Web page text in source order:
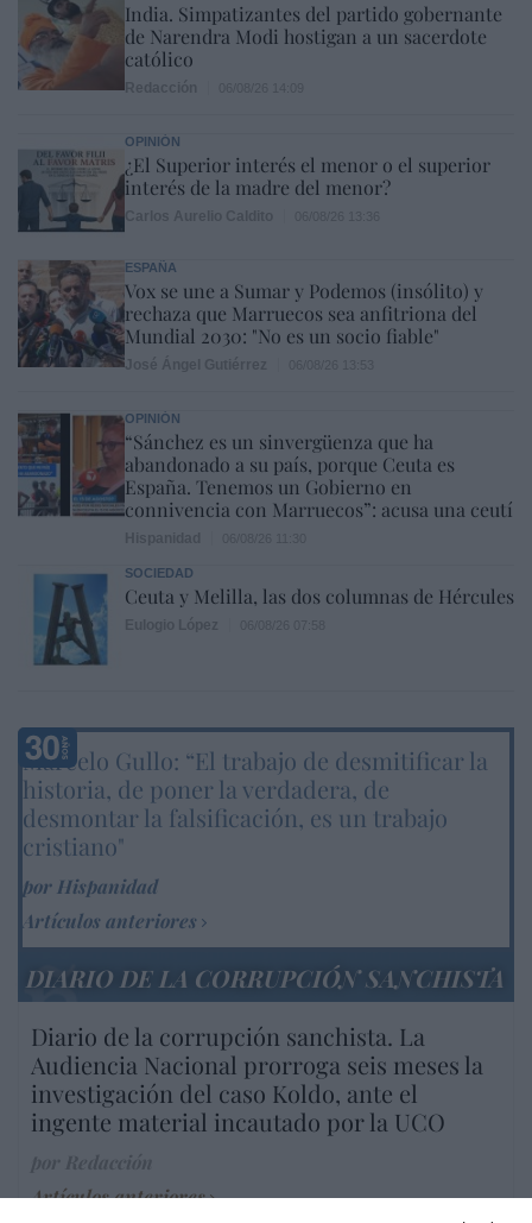
India. Simpatizantes del partido gobernante
de Narendra Modi hostigan a un sacerdote
católico
OPINIÓN
¿El Superior interés el menor o el superior
interés de la madre del menor?
ESPAÑA
Vox se une a Sumar y Podemos (insólito) y
rechaza que Marruecos sea anfitriona del
Mundial 2030: "No es un socio fiable"
OPINIÓN
“Sánchez es un sinvergüenza que ha
abandonado a su país, porque Ceuta es
España. Tenemos un Gobierno en
connivencia con Marruecos”: acusa una ceutí
SOCIEDAD
Ceuta y Melilla, las dos columnas de Hércules
Marcelo Gullo: “El trabajo de desmitificar la
historia, de poner la verdadera, de
desmontar la falsificación, es un trabajo
cristiano"
por Hispanidad
Artículos anteriores
DIARIO DE LA CORRUPCIÓN SANCHISTA
Diario de la corrupción sanchista. La
Audiencia Nacional prorroga seis meses la
investigación del caso Koldo, ante el
ingente material incautado por la UCO
Artículos anteriores